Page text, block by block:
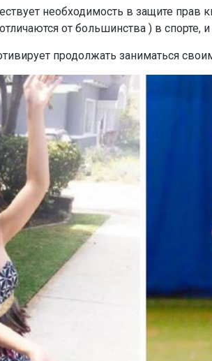
необходимость в защите прав
от большинства ) в спорте,
продолжать заниматься